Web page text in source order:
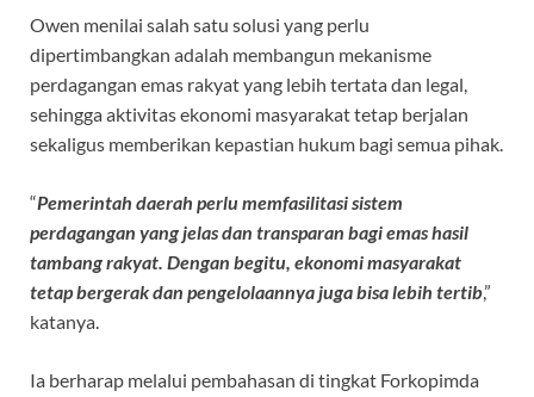
Owen menilai salah satu solusi yang perlu
dipertimbangkan adalah membangun mekanisme
perdagangan emas rakyat yang lebih tertata dan legal,
sehingga aktivitas ekonomi masyarakat tetap berjalan
sekaligus memberikan kepastian hukum bagi semua pihak.
“Pemerintah daerah perlu memfasilitasi sistem
perdagangan yang jelas dan transparan bagi emas hasil
tambang rakyat. Dengan begitu, ekonomi masyarakat
tetap bergerak dan pengelolaannya juga bisa lebih tertib,”
katanya.
Ia berharap melalui pembahasan di tingkat Forkopimda